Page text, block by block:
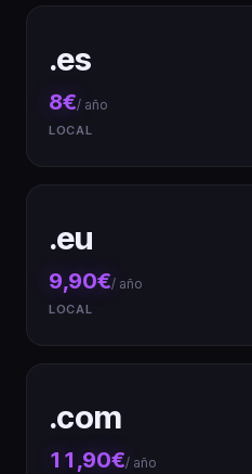
.es
8€/ año
LOCAL
.eu
9,90€/ año
LOCAL
.com
11,90€/ año